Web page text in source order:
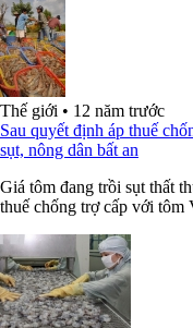
Thế giới • 12 năm trước
Sau quyết định áp thuế
sụt, nông dân bất an
Giá tôm đang trồi sụt thất
thuế chống trợ cấp với tôm